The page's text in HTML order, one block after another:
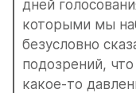
дней
которыми мы
безусловно
подозрений,
какое-то